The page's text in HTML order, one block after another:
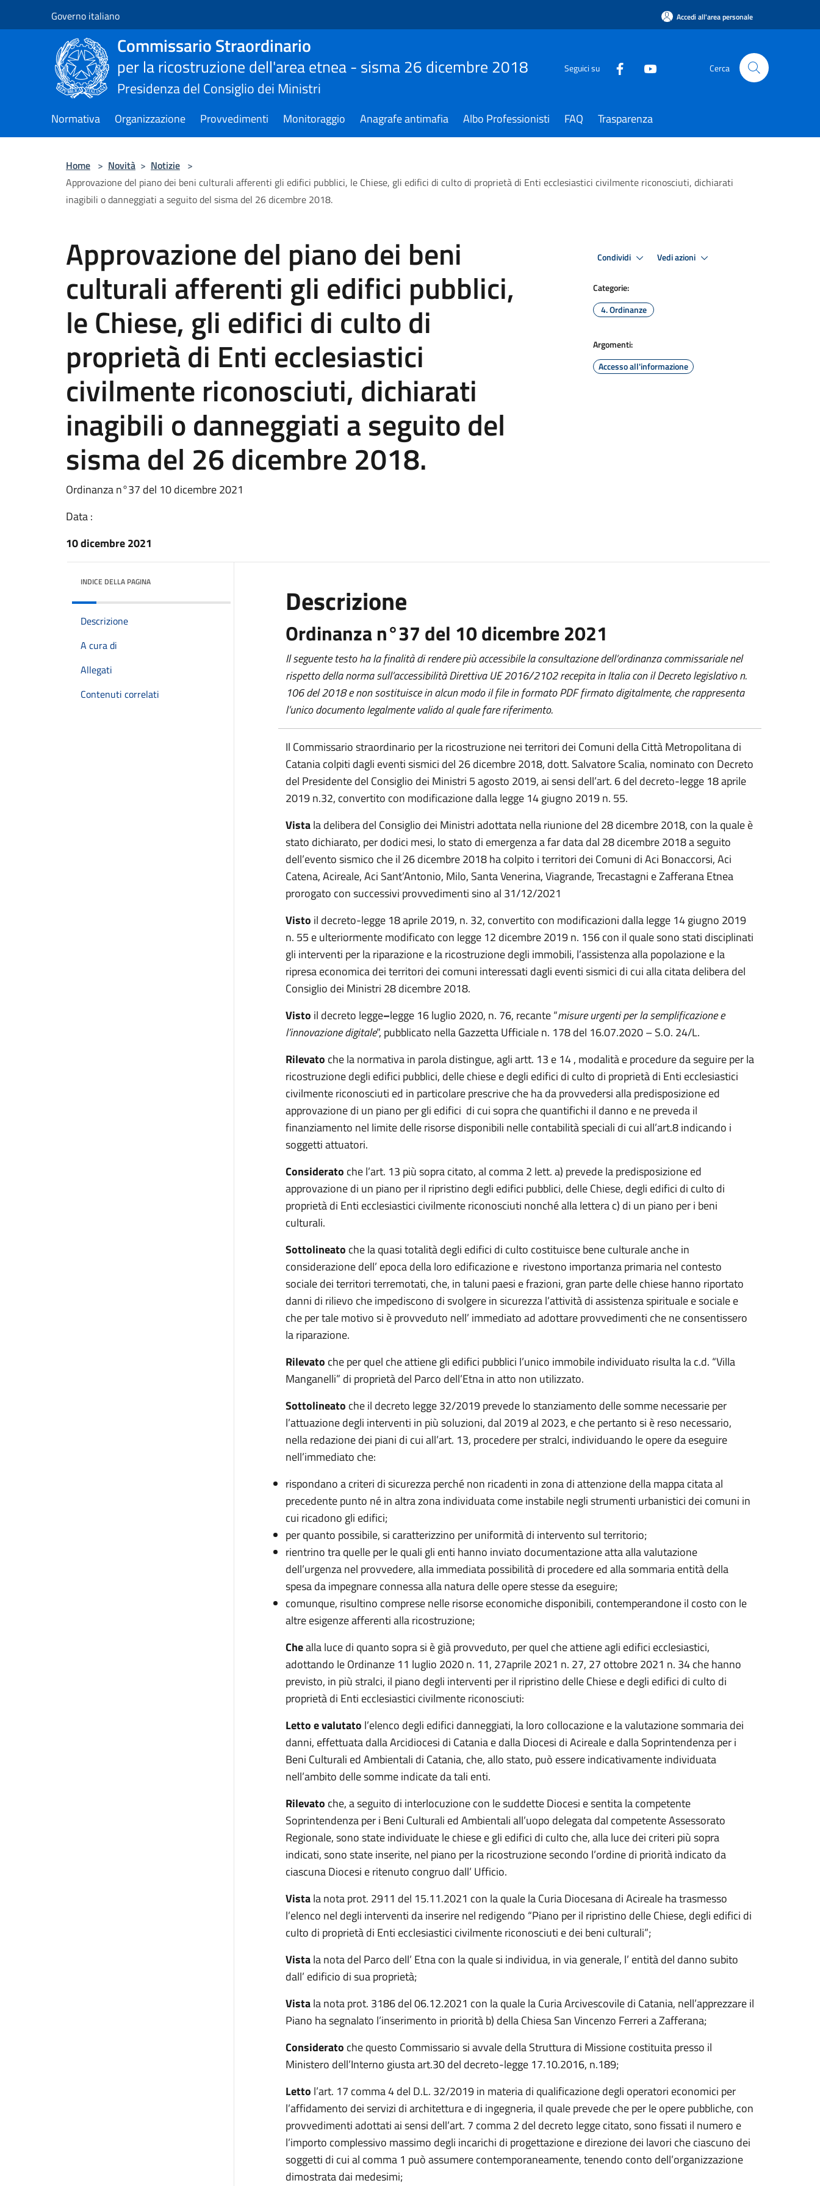
Governo italiano Accedi all'area personale
Commissario Straordinario
per la ricostruzione dell'area etnea - sisma 26 dicembre 2018
Presidenza del Consiglio dei Ministri
Seguici su Cerca
Normativa Organizzazione Provvedimenti Monitoraggio Anagrafe antimafia Albo Professionisti FAQ Trasparenza
Home > Novità > Notizie >
Approvazione del piano dei beni culturali afferenti gli edifici pubblici, le Chiese, gli edifici di culto di proprietà di Enti ecclesiastici civilmente riconosciuti, dichiarati
inagibili o danneggiati a seguito del sisma del 26 dicembre 2018.
Approvazione del piano dei beni
culturali afferenti gli edifici pubblici,
le Chiese, gli edifici di culto di
proprietà di Enti ecclesiastici
civilmente riconosciuti, dichiarati
inagibili o danneggiati a seguito del
sisma del 26 dicembre 2018.
Ordinanza n°37 del 10 dicembre 2021
Data :
10 dicembre 2021
Condividi Vedi azioni
Categorie:
4. Ordinanze
Argomenti:
Accesso all'informazione
INDICE DELLA PAGINA
Descrizione
A cura di
Allegati
Contenuti correlati
Descrizione
Ordinanza n°37 del 10 dicembre 2021
Il seguente testo ha la finalità di rendere più accessibile la consultazione dell’ordinanza commissariale nel
rispetto della norma sull’accessibilità Direttiva UE 2016/2102 recepita in Italia con il Decreto legislativo n.
106 del 2018 e non sostituisce in alcun modo il file in formato PDF firmato digitalmente, che rappresenta
l’unico documento legalmente valido al quale fare riferimento.
Il Commissario straordinario per la ricostruzione nei territori dei Comuni della Città Metropolitana di
Catania colpiti dagli eventi sismici del 26 dicembre 2018, dott. Salvatore Scalia, nominato con Decreto
del Presidente del Consiglio dei Ministri 5 agosto 2019, ai sensi dell’art. 6 del decreto-legge 18 aprile
2019 n.32, convertito con modificazione dalla legge 14 giugno 2019 n. 55.
Vistala delibera del Consiglio dei Ministri adottata nella riunione del 28 dicembre 2018, con la quale è
stato dichiarato, per dodici mesi, lo stato di emergenza a far data dal 28 dicembre 2018 a seguito
dell’evento sismico che il 26 dicembre 2018 ha colpito i territori dei Comuni di Aci Bonaccorsi, Aci
Catena, Acireale, Aci Sant’Antonio, Milo, Santa Venerina, Viagrande, Trecastagni e Zafferana Etnea
prorogato con successivi provvedimenti sino al 31/12/2021
Visto il decreto-legge 18 aprile 2019, n. 32, convertito con modificazioni dalla legge 14 giugno 2019
n. 55 e ulteriormente modificato con legge 12 dicembre 2019 n. 156 con il quale sono stati disciplinati
gli interventi per la riparazione e la ricostruzione degli immobili, l’assistenza alla popolazione e la
ripresa economica dei territori dei comuni interessati dagli eventi sismici di cui alla citata delibera del
Consiglio dei Ministri 28 dicembre 2018.
Visto il decreto legge–legge 16 luglio 2020, n. 76, recante “misure urgenti per la semplificazione e
l’innovazione digitale”, pubblicato nella Gazzetta Ufficiale n. 178 del 16.07.2020 – S.O. 24/L.
Rilevato che la normativa in parola distingue, agli artt. 13 e 14 , modalità e procedure da seguire per la
ricostruzione degli edifici pubblici, delle chiese e degli edifici di culto di proprietà di Enti ecclesiastici
civilmente riconosciuti ed in particolare prescrive che ha da provvedersi alla predisposizione ed
approvazione di un piano per gli edifici di cui sopra che quantifichi il danno e ne preveda il
finanziamento nel limite delle risorse disponibili nelle contabilità speciali di cui all’art.8 indicando i
soggetti attuatori.
Considerato che l’art. 13 più sopra citato, al comma 2 lett. a) prevede la predisposizione ed
approvazione di un piano per il ripristino degli edifici pubblici, delle Chiese, degli edifici di culto di
proprietà di Enti ecclesiastici civilmente riconosciuti nonché alla lettera c) di un piano per i beni
culturali.
Sottolineato che la quasi totalità degli edifici di culto costituisce bene culturale anche in
considerazione dell’ epoca della loro edificazione e rivestono importanza primaria nel contesto
sociale dei territori terremotati, che, in taluni paesi e frazioni, gran parte delle chiese hanno riportato
danni di rilievo che impediscono di svolgere in sicurezza l’attività di assistenza spirituale e sociale e
che per tale motivo si è provveduto nell’ immediato ad adottare provvedimenti che ne consentissero
la riparazione.
Rilevato che per quel che attiene gli edifici pubblici l’unico immobile individuato risulta la c.d. “Villa
Manganelli” di proprietà del Parco dell’Etna in atto non utilizzato.
Sottolineato che il decreto legge 32/2019 prevede lo stanziamento delle somme necessarie per
l’attuazione degli interventi in più soluzioni, dal 2019 al 2023, e che pertanto si è reso necessario,
nella redazione dei piani di cui all’art. 13, procedere per stralci, individuando le opere da eseguire
nell’immediato che:
rispondano a criteri di sicurezza perché non ricadenti in zona di attenzione della mappa citata al
precedente punto né in altra zona individuata come instabile negli strumenti urbanistici dei comuni in
cui ricadono gli edifici;
per quanto possibile, si caratterizzino per uniformità di intervento sul territorio;
rientrino tra quelle per le quali gli enti hanno inviato documentazione atta alla valutazione
dell’urgenza nel provvedere, alla immediata possibilità di procedere ed alla sommaria entità della
spesa da impegnare connessa alla natura delle opere stesse da eseguire;
comunque, risultino comprese nelle risorse economiche disponibili, contemperandone il costo con le
altre esigenze afferenti alla ricostruzione;
Chealla luce di quanto sopra si è già provveduto, per quel che attiene agli edifici ecclesiastici,
adottando le Ordinanze 11 luglio 2020 n. 11, 27aprile 2021 n. 27, 27 ottobre 2021 n. 34 che hanno
previsto, in più stralci, il piano degli interventi per il ripristino delle Chiese e degli edifici di culto di
proprietà di Enti ecclesiastici civilmente riconosciuti:
Letto e valutato l’elenco degli edifici danneggiati, la loro collocazione e la valutazione sommaria dei
danni, effettuata dalla Arcidiocesi di Catania e dalla Diocesi di Acireale e dalla Soprintendenza per i
Beni Culturali ed Ambientali di Catania, che, allo stato, può essere indicativamente individuata
nell’ambito delle somme indicate da tali enti.
Rilevato che, a seguito di interlocuzione con le suddette Diocesi e sentita la competente
Soprintendenza per i Beni Culturali ed Ambientali all’uopo delegata dal competente Assessorato
Regionale, sono state individuate le chiese e gli edifici di culto che, alla luce dei criteri più sopra
indicati, sono state inserite, nel piano per la ricostruzione secondo l’ordine di priorità indicato da
ciascuna Diocesi e ritenuto congruo dall’ Ufficio.
Vistala nota prot. 2911 del 15.11.2021 con la quale la Curia Diocesana di Acireale ha trasmesso
l’elenco nel degli interventi da inserire nel redigendo “Piano per il ripristino delle Chiese, degli edifici di
culto di proprietà di Enti ecclesiastici civilmente riconosciuti e dei beni culturali”;
Vistala nota del Parco dell’ Etna con la quale si individua, in via generale, l’ entità del danno subito
dall’ edificio di sua proprietà;
Vistala nota prot. 3186 del 06.12.2021 con la quale la Curia Arcivescovile di Catania, nell’apprezzare il
Piano ha segnalato l’inserimento in priorità b) della Chiesa San Vincenzo Ferreri a Zafferana;
Considerato che questo Commissario si avvale della Struttura di Missione costituita presso il
Ministero dell’Interno giusta art.30 del decreto-legge 17.10.2016, n.189;
Letto l’art. 17 comma 4 del D.L. 32/2019 in materia di qualificazione degli operatori economici per
l’affidamento dei servizi di architettura e di ingegneria, il quale prevede che per le opere pubbliche, con
provvedimenti adottati ai sensi dell’art. 7 comma 2 del decreto legge citato, sono fissati il numero e
l’importo complessivo massimo degli incarichi di progettazione e direzione dei lavori che ciascuno dei
soggetti di cui al comma 1 può assumere contemporaneamente, tenendo conto dell’organizzazione
dimostrata dai medesimi;